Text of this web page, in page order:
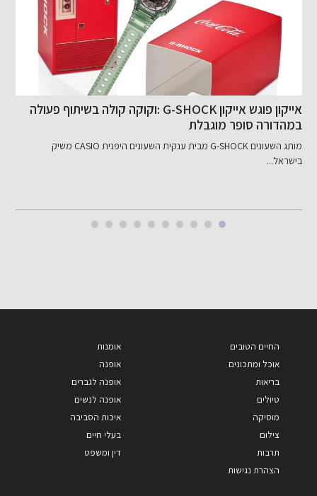
צעד נוסף בפתיחת שוק התשלומים בישראל לתחרות
חברת WorldCom Finance קיבלה רישיון למתן שירותי תשלום מרשות ניירות...
החיים הטובים
אוכל ומתכונים
בריאות
טיולים
מוסיקה
צילום
תרבות
הצהרת נגישות
אומנות
אופנה
אופנה לגברים
אופנה לנשים
איכות הסביבה
בעלי חיים
דין ומשפט